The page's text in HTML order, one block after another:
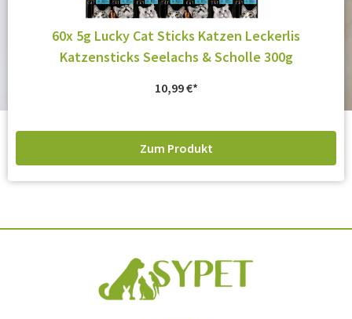
60x 5g Lucky Cat Sticks Katzen Leckerlis
Katzensticks Seelachs & Scholle 300g
10,99€
Zum Produkt